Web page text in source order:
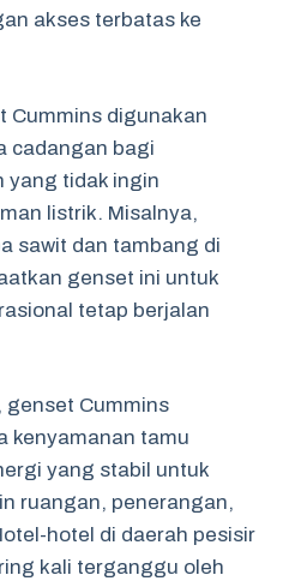
akses terbatas ke
Cummins digunakan
cadangan bagi
yang tidak ingin
listrik. Misalnya,
sawit dan tambang di
genset ini untuk
tetap berjalan
genset Cummins
kenyamanan tamu
yang stabil untuk
ruangan, penerangan,
hotel di daerah pesisir
kali terganggu oleh